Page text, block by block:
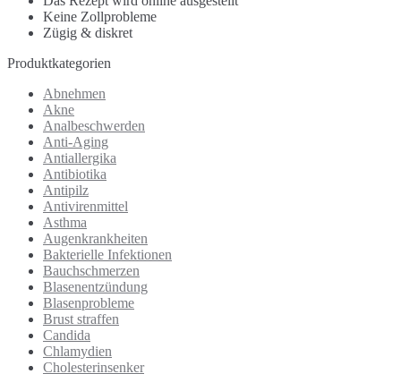
Keine Zollprobleme
Zügig & diskret
Produktkategorien
Abnehmen
Akne
Analbeschwerden
Anti-Aging
Antiallergika
Antibiotika
Antipilz
Antivirenmittel
Asthma
Augenkrankheiten
Bakterielle Infektionen
Bauchschmerzen
Blasenentzündung
Blasenprobleme
Brust straffen
Candida
Chlamydien
Cholesterinsenker